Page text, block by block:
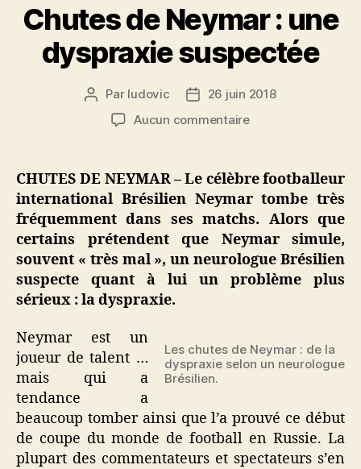
Chutes de Neymar : une
dyspraxie suspectée
Auteur
l’article
Par ludovic
Date26 juin 2018
Aucun commentairesur
Neymar
une
dyspraxie
suspectée
CHUTES DE NEYMAR – Le célèbre footballeur
international Brésilien Neymar tombe très
fréquemment dans ses matchs. Alors que
certains prétendent que Neymar simule,
souvent « très mal », un neurologue Brésilien
suspecte quant à lui un problème plus
sérieux : la dyspraxie.
Les chutes de Neymar : de la
dyspraxie selon un neurologue
Brésilien.
Neymar est un
joueur de talent …
mais qui a
tendance a
beaucoup tomber ainsi que l’a prouvé ce début
de coupe du monde de football en Russie. La
plupart des commentateurs et spectateurs s’en